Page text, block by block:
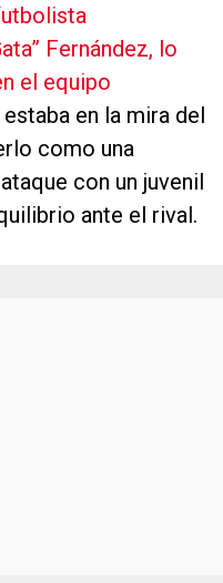
Fernández, lo
el equipo
en la mira del
como una
con un juvenil
ante el rival.